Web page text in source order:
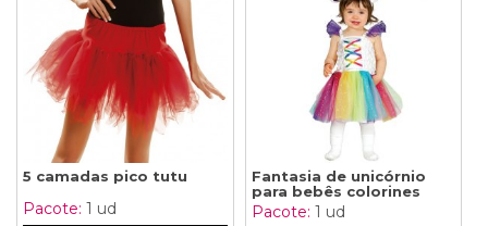
5 camadas pico tutu
Pacote: 1 ud
Fantasia de unicórnio
para bebês colorines
Pacote: 1 ud